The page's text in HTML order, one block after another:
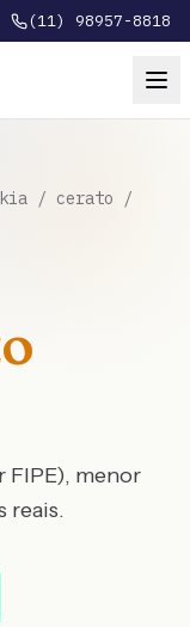
(11) 98957-8818
kia / cerato /
FIPE), menor
reais.